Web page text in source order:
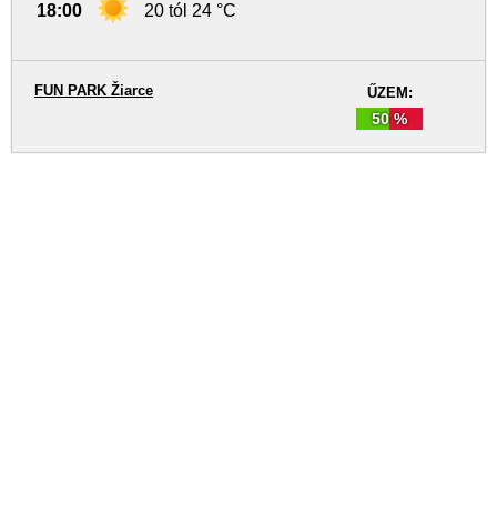
18:00 20 tól 24 °C
ŰZEM:
50 %
FUN PARK Žiarce